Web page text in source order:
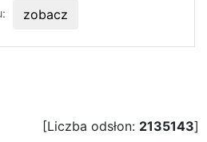
zobacz
[Liczba odsłon: 2135143]